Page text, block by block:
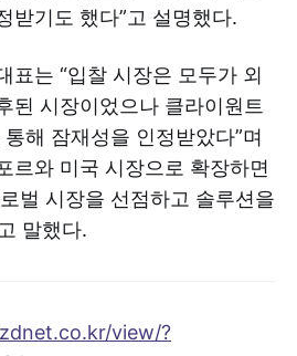
받기도 했다”고 설명했다.
표는 “입찰 시장은 모두가 외
된 시장이었으나 클라이원트
해 잠재성을 인정받았다”며
르와 미국 시장으로 확장하면
벌 시장을 선점하고 솔루션을
말했다.
view/?